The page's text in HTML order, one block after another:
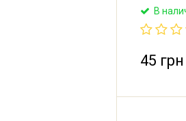
Daewoo,
Daier
В
45 грн